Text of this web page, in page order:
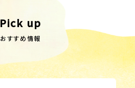
Pick up
おすすめ情報